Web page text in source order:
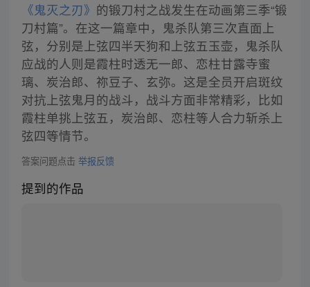
《鬼灭之刃》 的锻刀村之战发生在动画第三季“锻
刀村篇”。在这一篇章中，鬼杀队第三次直面上
弦，分别是上弦四半天狗和上弦五玉壶，鬼杀队
应战的人则是霞柱时透无一郎、恋柱甘露寺蜜
璃、炭治郎、祢豆子、玄弥。这是全员开启斑纹
对抗上弦鬼月的战斗，战斗方面非常精彩，比如
霞柱单挑上弦五，炭治郎、恋柱等人合力斩杀上
弦四等情节。
答案问题点击 举报反馈
提到的作品